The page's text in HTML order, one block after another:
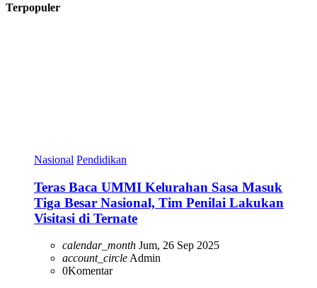
Terpopuler
Nasional Pendidikan
Teras Baca UMMI Kelurahan Sasa Masuk
Tiga Besar Nasional, Tim Penilai Lakukan
Visitasi di Ternate
calendar_month Jum, 26 Sep 2025
account_circleAdmin
0Komentar